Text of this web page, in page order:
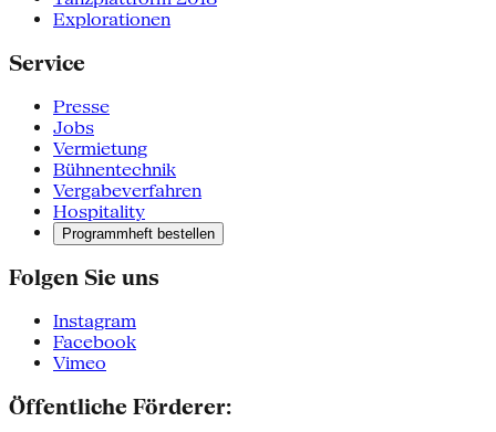
Explorationen
Service
Presse
Jobs
Vermietung
Bühnentechnik
Vergabeverfahren
Hospitality
Programmheft bestellen
Folgen Sie uns
Instagram
Facebook
Vimeo
Öffentliche Förderer: